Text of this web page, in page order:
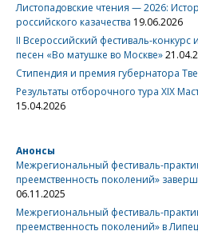
Листопадовские чтения — 2026:
российского казачества 19.06.2026
II Всероссийский фестиваль-
песен «Во матушке во Москве»
Стипендия и премия губернатора
Результаты отборочного тура XIX
15.04.2026
Анонсы
Межрегиональный фестиваль-
преемственность поколений»
06.11.2025
Межрегиональный фестиваль-
преемственность поколений» в